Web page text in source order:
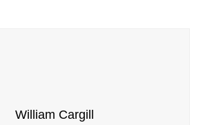
William Cargill